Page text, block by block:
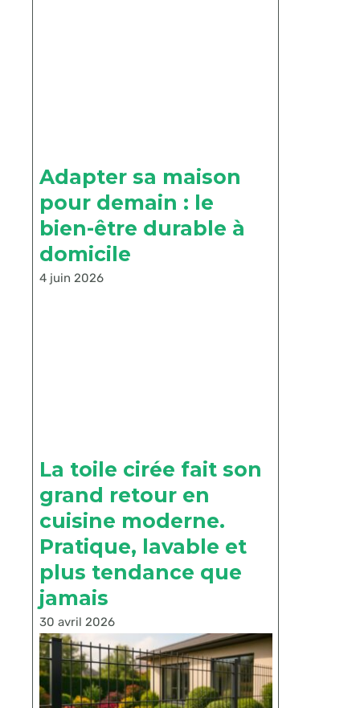
Adapter sa maison
pour demain : le
bien-être durable à
domicile
4 juin 2026
La toile cirée fait son
grand retour en
cuisine moderne.
Pratique, lavable et
plus tendance que
jamais
30 avril 2026